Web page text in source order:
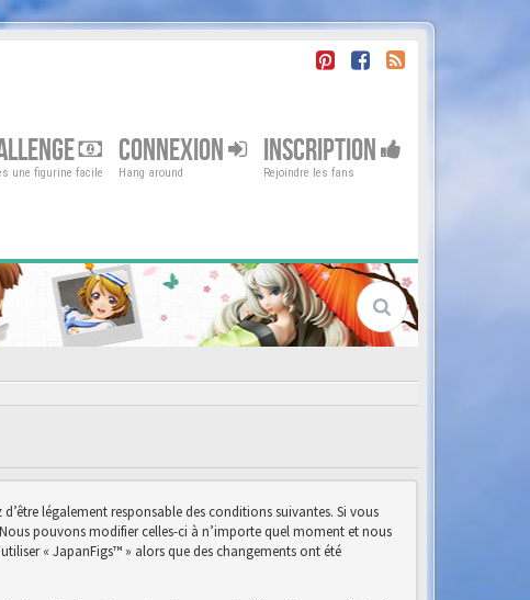
une figurine facile
CONNEXION
Hang around
INSCRIPTION
Rejoindre les fans
légalement responsable des conditions suivantes. Si vous
pouvons modifier celles-ci à n’importe quel moment et nous
« JapanFigs™ » alors que des changements ont été